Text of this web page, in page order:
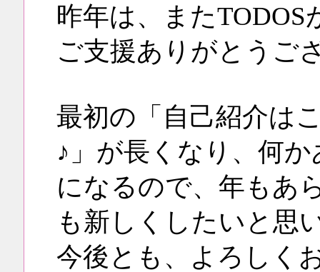
昨年は、また
ご支援ありがとうご
最初の「自己紹介は
♪」が長くなり、何
になるので、年もあ
も新しくしたいと思
今後とも、よろしく